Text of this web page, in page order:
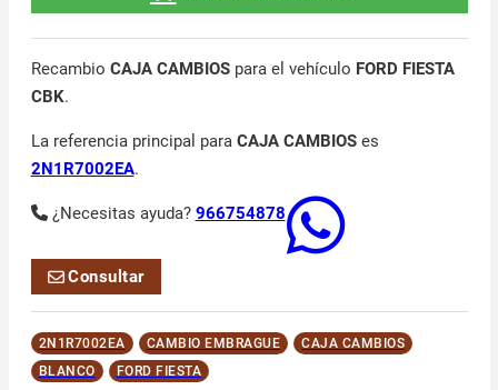
Recambio CAJA CAMBIOSpara el vehículo FORD FIESTA
CBK.
La referencia principal para CAJA CAMBIOSes
2N1R7002EA.
¿Necesitas ayuda? 966754878
Consultar
2N1R7002EA CAMBIO EMBRAGUE
CAJA CAMBIOS
BLANCO
FORD FIESTA